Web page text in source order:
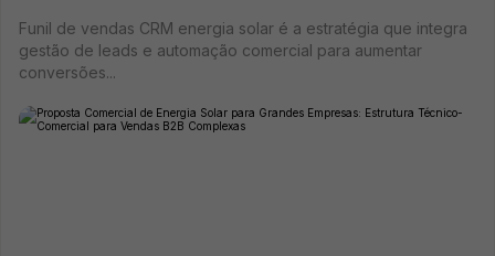
Funil de vendas CRM energia solar é a estratégia que integra
gestão de leads e automação comercial para aumentar
conversões...